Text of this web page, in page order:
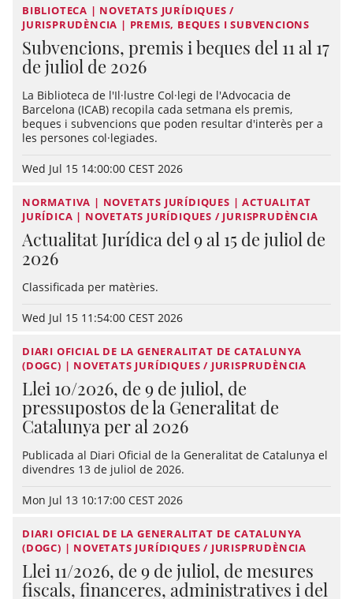
BIBLIOTECA | NOVETATS JURÍDIQUES /
JURISPRUDÈNCIA | PREMIS, BEQUES I SUBVENCIONS
Subvencions, premis i beques del 11 al 17
de juliol de 2026
La Biblioteca de l'Il·lustre Col·legi de l'Advocacia de
Barcelona (ICAB) recopila cada setmana els premis,
beques i subvencions que poden resultar d'interès per a
les persones col·legiades.
Wed Jul 15 14:00:00 CEST 2026
NORMATIVA | NOVETATS JURÍDIQUES | ACTUALITAT
JURÍDICA | NOVETATS JURÍDIQUES / JURISPRUDÈNCIA
Actualitat Jurídica del 9 al 15 de juliol de
2026
Classificada per matèries.
Wed Jul 15 11:54:00 CEST 2026
DIARI OFICIAL DE LA GENERALITAT DE CATALUNYA
(DOGC) | NOVETATS JURÍDIQUES / JURISPRUDÈNCIA
Llei 10/2026, de 9 de juliol, de
pressupostos de la Generalitat de
Catalunya per al 2026
Publicada al Diari Oficial de la Generalitat de Catalunya el
divendres 13 de juliol de 2026.
Mon Jul 13 10:17:00 CEST 2026
DIARI OFICIAL DE LA GENERALITAT DE CATALUNYA
(DOGC) | NOVETATS JURÍDIQUES / JURISPRUDÈNCIA
Llei 11/2026, de 9 de juliol, de mesures
fiscals, financeres, administratives i del